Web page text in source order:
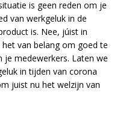
is geen reden om je
van werkgeluk in de
is. Nee, júist in
van belang om goed te
je medewerkers. Laten we
in tijden van corona
juist nu het welzijn van